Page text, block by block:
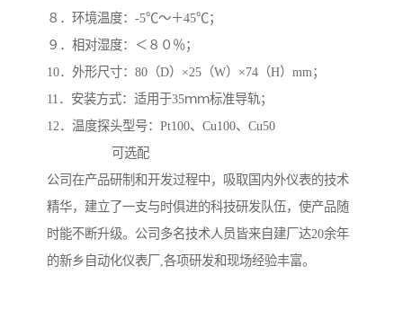
８．环境温度：-5℃～＋45℃；
９．相对湿度：＜８０％；
10．外形尺寸：80（D）×25（W）×74（H）mm；
11．安装方式：适用于35ｍｍ标准导轨；
12．温度探头型号：Pt100、Cu100、Cu50
可选配
公司在产品研制和开发过程中，吸取国内外仪表的技术
精华，建立了一支与时俱进的科技研发队伍，使产品随
时能不断升级。公司多名技术人员皆来自建厂达20余年
的新乡自动化仪表厂,各项研发和现场经验丰富。